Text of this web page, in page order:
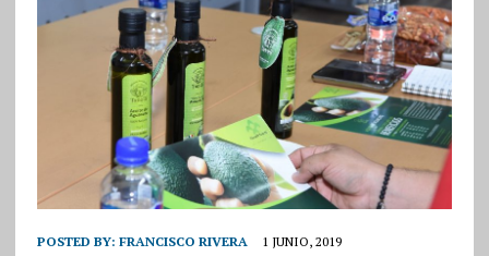
POSTED BY: FRANCISCO RIVERA 1 JUNIO, 2019